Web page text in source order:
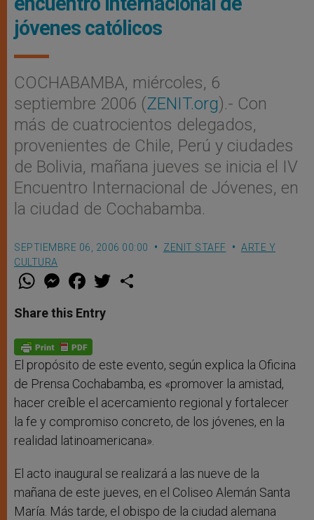
jóvenes católicos
COCHABAMBA, miércoles, 6
septiembre 2006 (ZENIT.org).- Con
más de cuatrocientos delegados,
provenientes de Chile, Perú y ciudades
de Bolivia, mañana jueves se inicia el IV
Encuentro Internacional de Jóvenes, en
la ciudad de Cochabamba.
SEPTIEMBRE 06, 2006 00:00 ZENIT STAFF
ARTE Y
CULTURA
W
t
s
p
p
M
e
s
e
g
e
r
F
a
e
b
o
k
w
Share this Entry
El propósito de este evento, según explica la Oficina
de Prensa Cochabamba, es «promover la amistad,
hacer creíble el acercamiento regional y fortalecer
la fe y compromiso concreto, de los jóvenes, en la
realidad latinoamericana».
El acto inaugural se realizará a las nueve de la
mañana de este jueves, en el Coliseo Alemán Santa
María. Más tarde, el obispo de la ciudad alemana